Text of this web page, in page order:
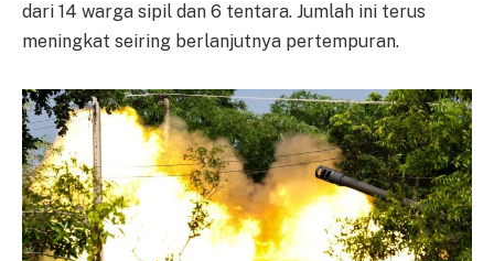
dari 14 warga sipil dan 6 tentara. Jumlah ini terus
meningkat seiring berlanjutnya pertempuran.